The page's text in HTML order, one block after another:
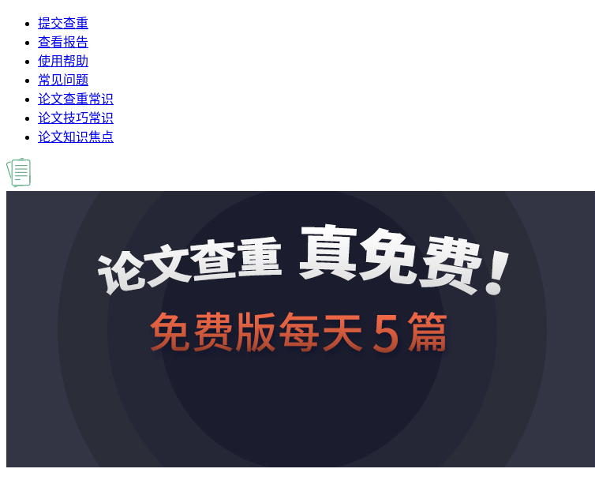
提交查重
查看报告
使用帮助
常见问题
论文查重常识
论文技巧常识
论文知识焦点